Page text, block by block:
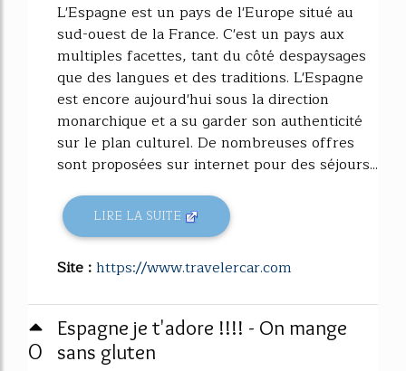
L'Espagne est un pays de l'Europe situé au
sud-ouest de la France. C'est un pays aux
multiples facettes, tant du côté despaysages
que des langues et des traditions. L'Espagne
est encore aujourd'hui sous la direction
monarchique et a su garder son authenticité
sur le plan culturel. De nombreuses offres
sont proposées sur internet pour des séjours...
LIRE LA SUITE
Site :https://www.travelercar.com
0
Espagne je t'adore !!!! - On mange
sans gluten